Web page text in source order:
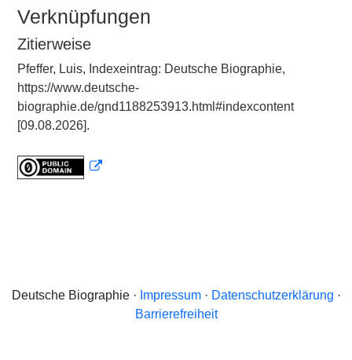
Verknüpfungen
Zitierweise
Pfeffer, Luis, Indexeintrag: Deutsche Biographie,
https://www.deutsche-
biographie.de/gnd1188253913.html#indexcontent
[09.08.2026].
Deutsche Biographie · Impressum· Datenschutzerklärung ·
Barrierefreiheit